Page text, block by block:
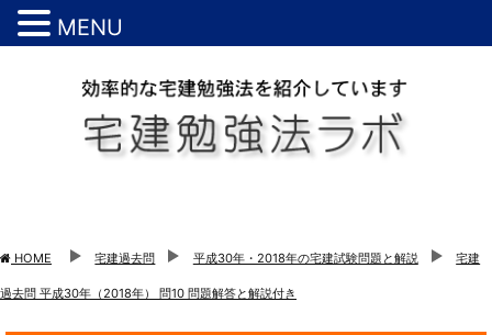
HOME 宅建過去問 平成30年・2018年の宅建試験問題と解説 宅建
過去問 平成30年（2018年） 問10 問題解答と解説付き
MENU